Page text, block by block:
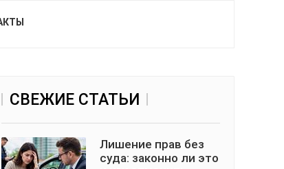
СВЕЖИЕ СТАТЬИ
Лишение прав без
суда: законно ли это